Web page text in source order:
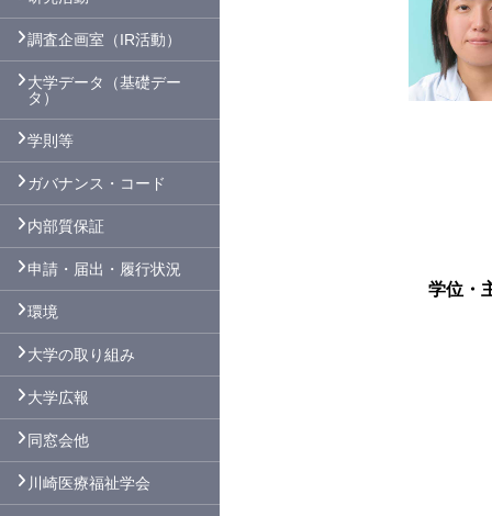
学位・
調査企画室（IR活動）
大学データ（基礎デー
タ）
学則等
ガバナンス・コード
内部質保証
申請・届出・履行状況
環境
大学の取り組み
大学広報
同窓会他
川崎医療福祉学会